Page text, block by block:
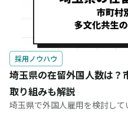
採用ノウハウ
埼玉県の在留外国人数は？
取り組みも解説
埼玉県で外国人雇用を検討し